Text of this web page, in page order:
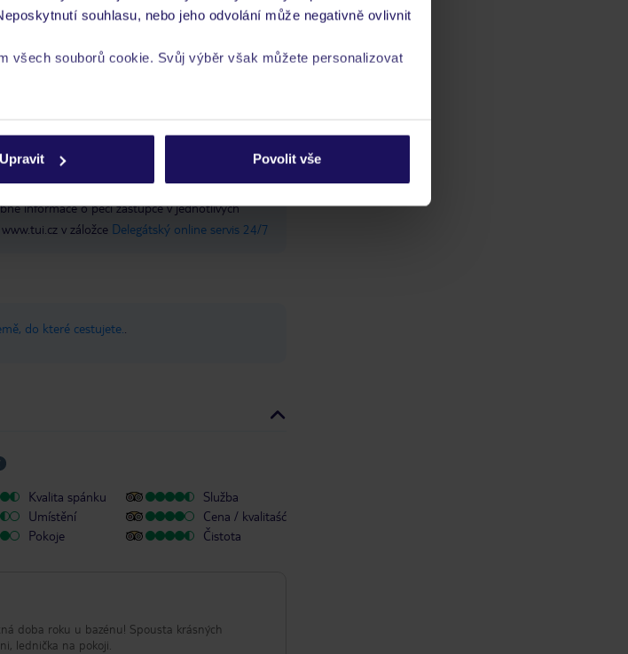
souhlasu, nebo jeho odvolání může negativně ovlivnit
všech souborů cookie. Svůj výběr však můžete personalizovat
používání souborů cookieazásadách ochrany
Upravit Povolit vše
bazénu
platební metody: American Express,
TUI Service Center 24/7:
informace o péči zástupce v jednotlivých
v záložce Delegátský online servis 24/7
do které cestujete.
Kvalita spánku
Umístění
Pokoje
Služba
Cena / kvalitaść
Čistota
doba roku u bazénu! Spousta krásných
lednička na pokoji.